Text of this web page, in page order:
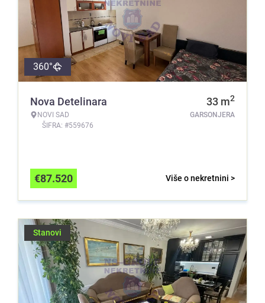
360°
Nova Detelinara
NOVI SAD
ŠIFRA: #559676
33 m2
GARSONJERA
Više o nekretnini >
€87.520
Stanovi